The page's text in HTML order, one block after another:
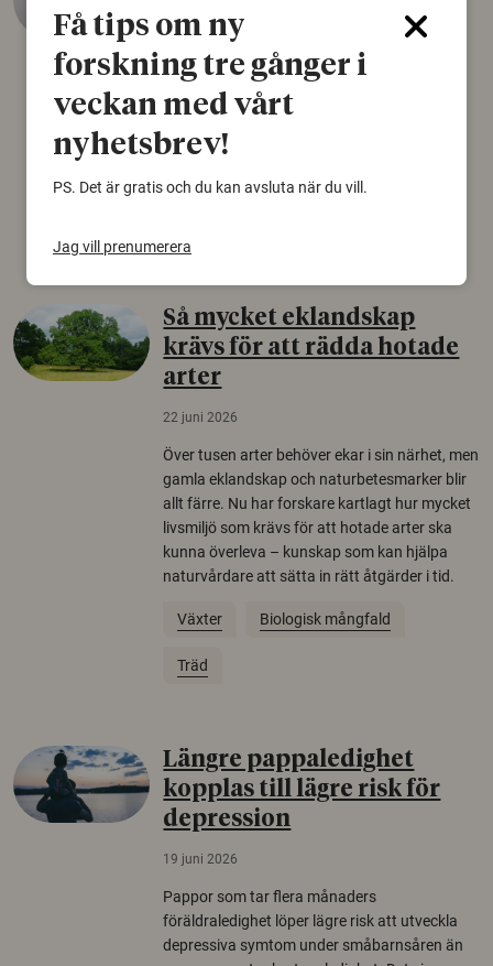
22 juni 2026
Det som arkeologer länge trodde var en
björnfäll visar sig vara delar av en 2000 år
gammal sko. Fyndet bär spår av romerskt
skomode och beskrivs som mycket ovanligt i
Norden.
Så mycket eklandskap
krävs för att rädda hotade
arter
22 juni 2026
Över tusen arter behöver ekar i sin närhet, men
gamla eklandskap och naturbetesmarker blir
allt färre. Nu har forskare kartlagt hur mycket
livsmiljö som krävs för att hotade arter ska
kunna överleva – kunskap som kan hjälpa
naturvårdare att sätta in rätt åtgärder i tid.
Växter Biologisk mångfald
Träd
Längre pappaledighet
kopplas till lägre risk för
depression
19 juni 2026
Pappor som tar flera månaders
föräldraledighet löper lägre risk att utveckla
depressiva symtom under småbarnsåren än
Få tips om ny
forskning tre gånger i
veckan med vårt
nyhetsbrev!
PS. Det är gratis och du kan avsluta när du vill.
Jag vill prenumerera